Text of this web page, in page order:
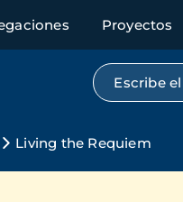
Proyectos
Living the Requiem